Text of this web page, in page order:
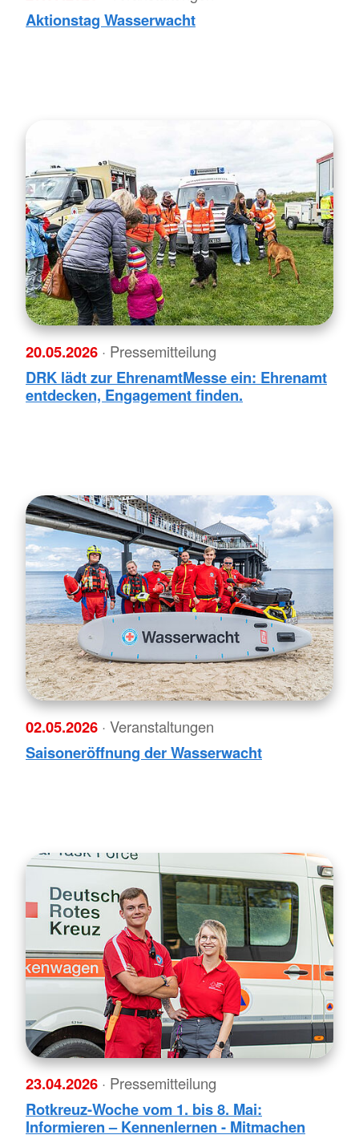
Aktionstag Wasserwacht
20.05.2026 · Pressemitteilung
DRK lädt zur EhrenamtMesse ein: Ehrenamt
entdecken, Engagement finden.
02.05.2026 · Veranstaltungen
Saisoneröffnung der Wasserwacht
23.04.2026 · Pressemitteilung
Rotkreuz-Woche vom 1. bis 8. Mai:
Informieren – Kennenlernen - Mitmachen